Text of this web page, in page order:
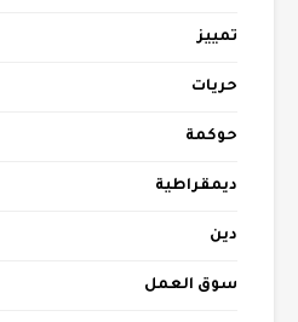
تمييز
حريات
حوكمة
ديمقراطية
دين
سوق العمل